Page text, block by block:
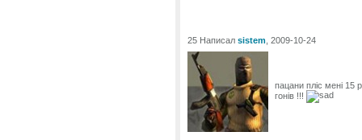
25 Написал sistem , 2009-10-24
пацани пліс мені 15
гонів !!!